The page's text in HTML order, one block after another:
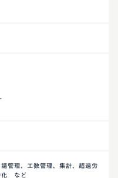
管理、工数管理、集計、超過労
化 など